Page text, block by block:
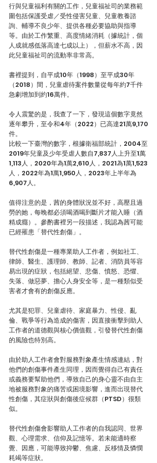
行與兒童福利有關的工作，兒童福祉司的業務範
圍包括保護受虐／受性侵害兒童、兒童教養諮
詢、輔導不良少年、提供各種必要協助與指導
等。由於工作繁重、高度情緒消耗（據統計，個
人成就感低落高達七成以上），但薪水不高，因
此兒童福祉司的流動率非常高。
書裡提到，自平成10年（1998）至平成30年
（2018）間，兒童虐待案件數量從每年約7千件
急劇增加到約16萬件。
令人震驚的是，我查了一下，發現這個數字竟然
逐年攀升，至令和4年（2022）已高達21萬9,170
件。
比較一下臺灣的數字，根據衛福部統計，2004至
2019年兒童及少年受虐人數自7,837人上升至1萬
1,113人，2020年為1萬2,610人，2021為1萬1,523
人，2022年為1萬1,950人，2023年上半年為
6,907人。
值得注意的是，茜的身體狀況並不好，高壓且過
勞的她，每晚都必須喝酒喝到斷片才能入睡（酒
精成癮）。參酌書裡另一段描述，我認為茜可能
已經罹患「替代性創傷」。
替代性創傷是一種專業助人工作者，例如社工、
律師、醫生、護理師、教師、記者、消防員等容
易出現的症狀，包括絕望、悲傷、憤怒、恐懼、
失落、做惡夢、擔心人身安全等，是一種類似受
害者才會有的創傷反應。
尤其是犯罪、兒童虐待、家庭暴力、性侵、亂
倫、戰爭等行為造成的傷害，因直接衝擊到助人
工作者的道德觀與核心價值觀，引發替代性創傷
的風險也特別高。
由於助人工作者會對服務對象產生情感連結，對
他們的創傷事件產生同理，因而覺得自己有責任
或義務要幫助他們，導致自己的身心靈不由自主
地被服務對象的痛苦或困境影響，進而出現替代
性創傷，其症狀與創傷後症候群（PTSD）很類
似。
替代性創傷會影響助人工作者的自我認同、世界
觀、心理需求、信仰及記憶等。若未能適時察
覺、因應，可能導致抑鬱、焦慮、反移情及憐憫
耗竭等症狀。